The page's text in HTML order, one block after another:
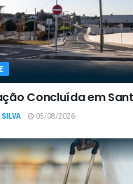
Concluída em
05/08/2026